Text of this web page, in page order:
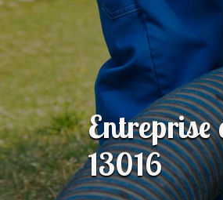
Entreprise
13016